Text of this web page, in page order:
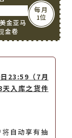
金亚马
金卷
每月
1位
23:59（7月
入库之货件
自动享有抽